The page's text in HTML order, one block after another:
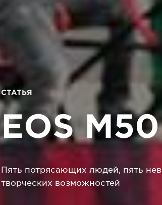
СТАТЬЯ
EOS
Пять потрясающих людей, пять
творческих возможностей